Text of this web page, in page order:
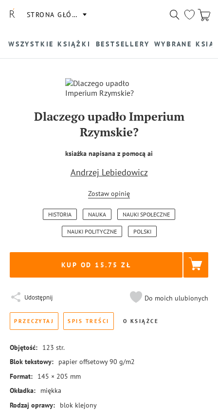
STRONA GŁÓWNA
WSZYSTKIE KSIĄŻKI BESTSELLERY WYBRANE
Dlaczego upadło Imperium
Rzymskie?
ksiażka napisana z pomocą ai
Andrzej Lebiedowicz
Zostaw opinię
HISTORIA NAUKA NAUKI SPOŁECZNE
NAUKI POLITYCZNE POLSKI
KUP OD 15.75
Udostępnij Do moich ulubionych
PRZECZYTAJ SPIS TREŚCI O KSIĄŻCE
Objętość: 123 str.
Blok tekstowy:
papier offsetowy 90 g/m2
Format:
145 × 205 mm
Okładka:
miękka
Rodzaj oprawy:
blok klejony